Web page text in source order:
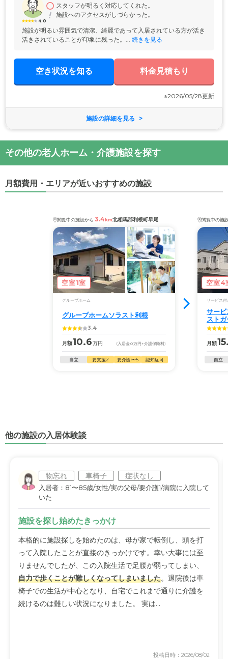
お過ごしください。
4.0
スタッフが明るく対応してくれた。
施設へのアクセスがしづらかった。
施設が明るい雰囲気で清潔、綺麗であって入居されている方が活き
活きされていることが印象に残った。... 続きを見る
空き状況を知る 料金見積もり
※2026/05/28更新
施設の詳細を見る
その他の老人ホーム・介護施設を探す
月額費用・エリアが近いおすすめの施設
閲覧中の施設から 3.4km北相馬郡利根町早尾
空室1室
グループホーム
グループホームソラスト利根
3.4
月額10.6万円 (入居金0万円 +介護保険料)
自立 要支援2 要介護1〜5 認知症可
閲覧中の施
空室4
サービス付
サー
スト
月額
自立
他の施設の入居体験談
物忘れ 車椅子 症状なし
入居者：81〜85歳/女性/実の父母/要介護1/病院に入院して
いた
施設を探し始めたきっかけ
本格的に施設探しを始めたのは、母が家で転倒し、頭を打
って入院したことが直接のきっかけです。幸い大事には至
りませんでしたが、この入院生活で足腰が弱ってしまい、
自力で歩くことが難しくなってしまいました。退院後は車
椅子での生活が中心となり、自宅でこれまで通りに介護を
続けるのは難しい状況になりました。 実は...
投稿日時：2026/08/02